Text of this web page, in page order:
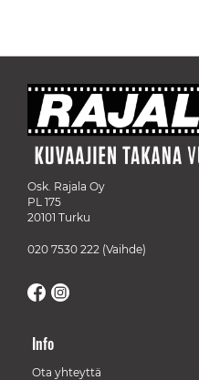
Osk. Rajala Oy
PL 175
20101 Turku
020 7530 222 (Vaihde)
Info
Ota yhteyttä